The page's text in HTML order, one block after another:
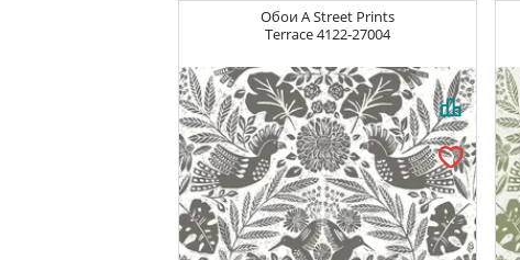
ОбоиA Street Prints
Terrace4122-27004